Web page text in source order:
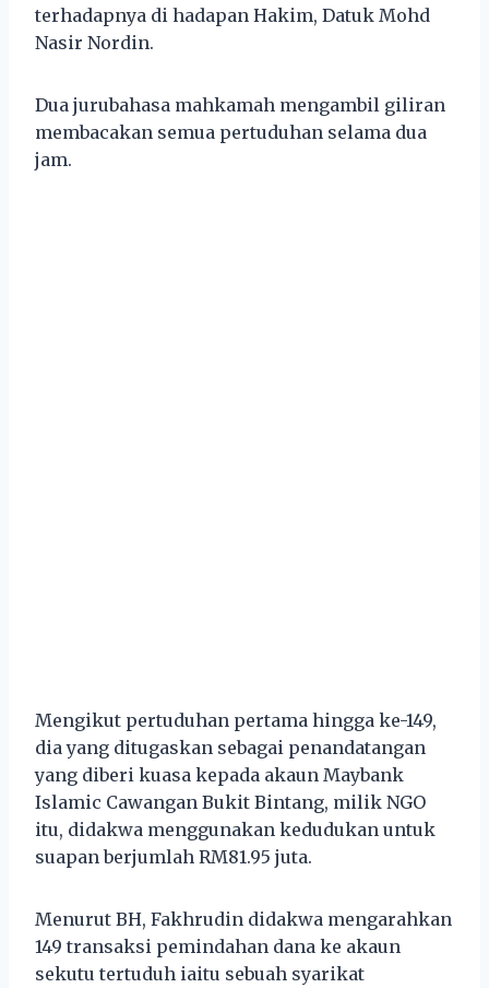
terhadapnya di hadapan Hakim, Datuk Mohd
Nasir Nordin.
Dua jurubahasa mahkamah mengambil giliran
membacakan semua pertuduhan selama dua
jam.
Mengikut pertuduhan pertama hingga ke-149,
dia yang ditugaskan sebagai penandatangan
yang diberi kuasa kepada akaun Maybank
Islamic Cawangan Bukit Bintang, milik NGO
itu, didakwa menggunakan kedudukan untuk
suapan berjumlah RM81.95 juta.
Menurut BH, Fakhrudin didakwa mengarahkan
149 transaksi pemindahan dana ke akaun
sekutu tertuduh iaitu sebuah syarikat